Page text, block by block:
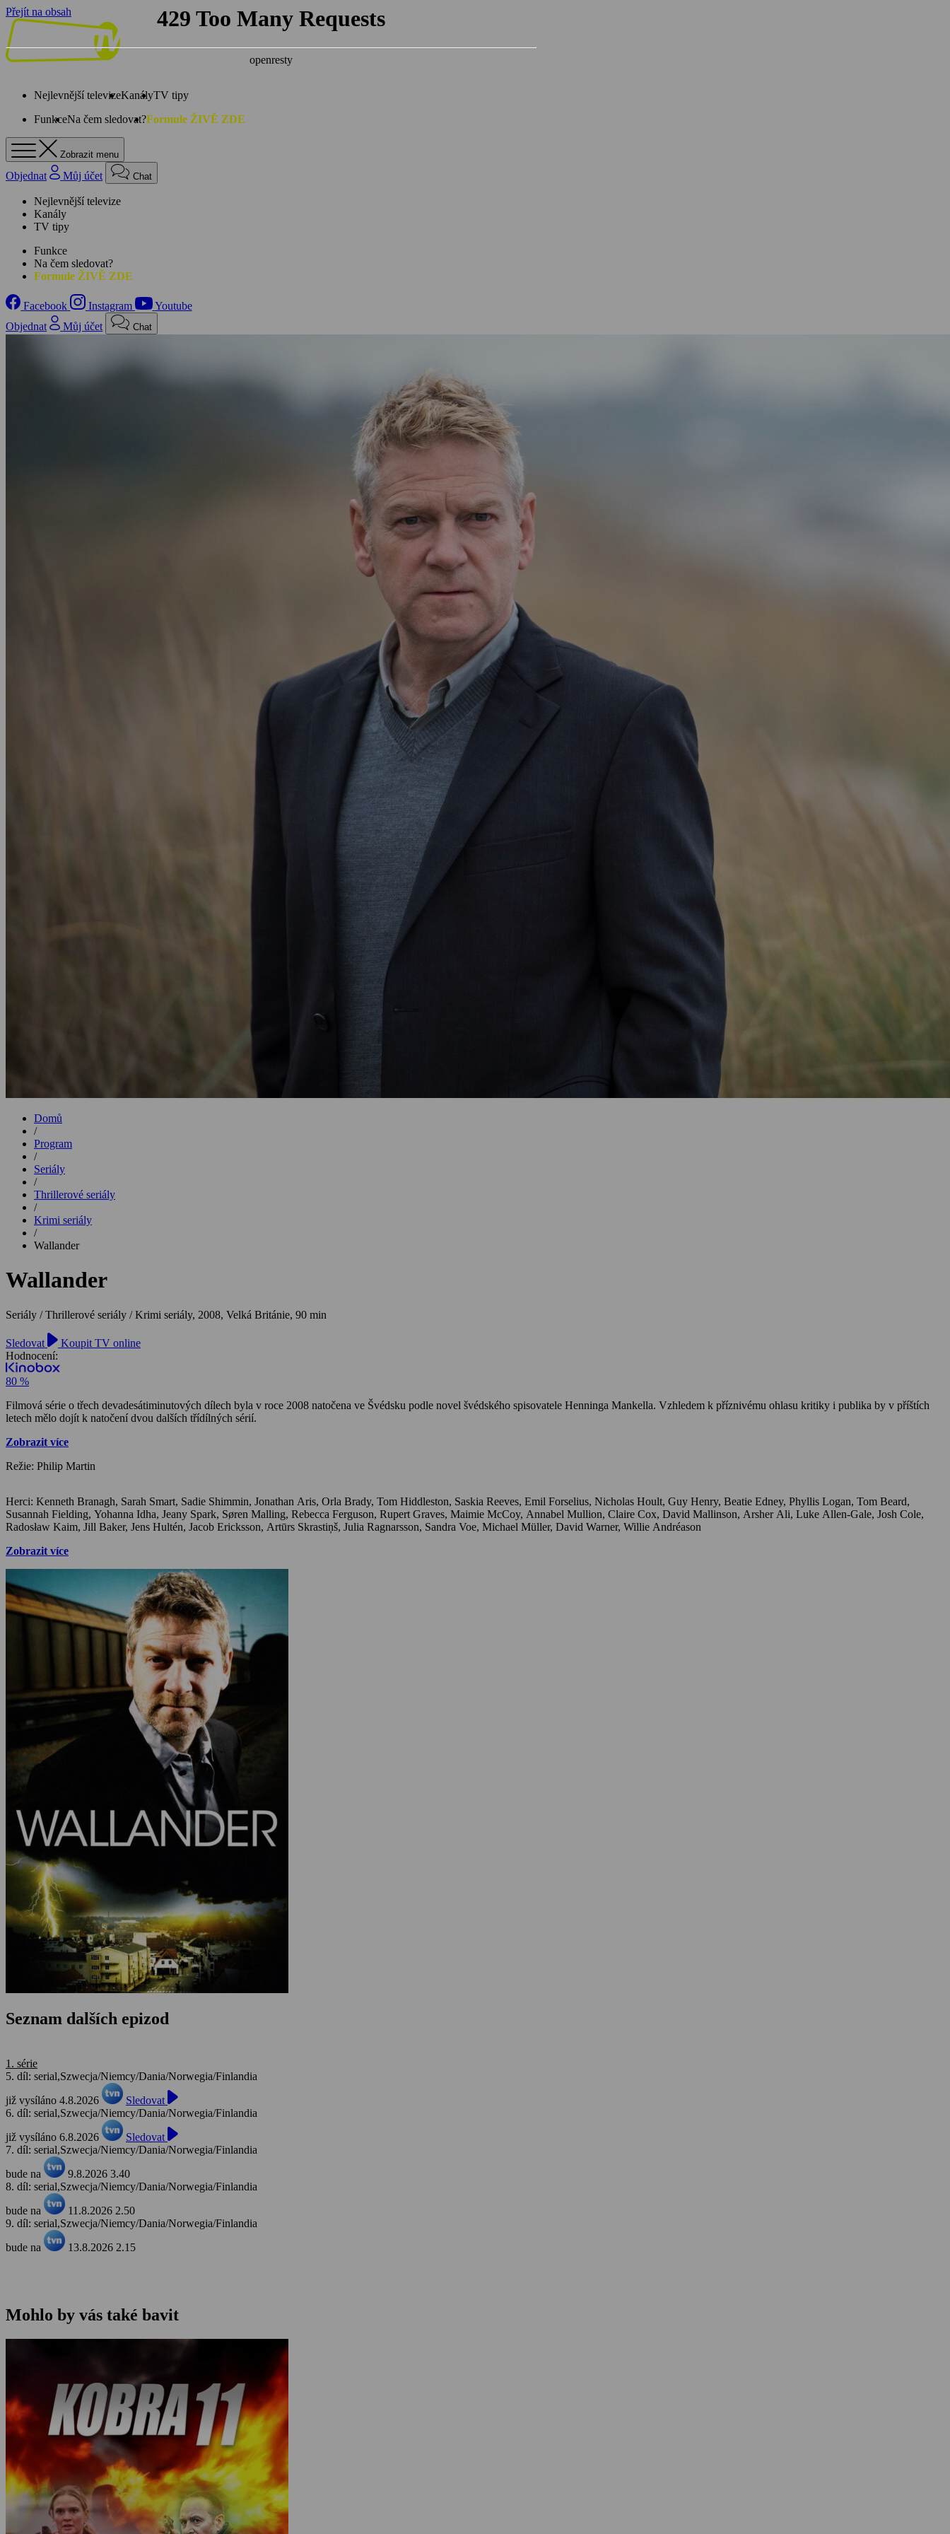
Přejít na obsah
Nejlevnější televizeKanályTV tipy
FunkceNa čem sledovat?Formule ŽIVĚ ZDE
Zobrazit menu
Objednat Můj účet Chat
Nejlevnější televize
Kanály
TV tipy
Funkce
Na čem sledovat?
Formule ŽIVĚ ZDE
Facebook Instagram
Youtube
Objednat
Můj účet Chat
Domů
/
Program
/
Seriály
/
Thrillerové seriály
/
Krimi seriály
/
Wallander
Wallander
Seriály / Thrillerové seriály / Krimi seriály, 2008, Velká Británie, 90 min
Sledovat
Koupit TV online
Hodnocení:
80 %
Filmová série o třech devadesátiminutových dílech byla v roce 2008 natočena ve Švédsku podle novel švédského spisovatele Henninga Mankella. Vzhledem k příznivému ohlasu kritiky i publika by v příštích
letech mělo dojít k natočení dvou dalších třídílných sérií.
Zobrazit více
Režie: Philip Martin
Herci: Kenneth Branagh, Sarah Smart, Sadie Shimmin, Jonathan Aris, Orla Brady, Tom Hiddleston, Saskia Reeves, Emil Forselius, Nicholas Hoult, Guy Henry, Beatie Edney, Phyllis Logan, Tom Beard,
Susannah Fielding, Yohanna Idha, Jeany Spark, Søren Malling, Rebecca Ferguson, Rupert Graves, Maimie McCoy, Annabel Mullion, Claire Cox, David Mallinson, Arsher Ali, Luke Allen-Gale, Josh Cole,
Radosław Kaim, Jill Baker, Jens Hultén, Jacob Ericksson, Artūrs Skrastiņš, Julia Ragnarsson, Sandra Voe, Michael Müller, David Warner, Willie Andréason
Zobrazit více
Seznam dalších epizod
1. série
5. díl: serial,Szwecja/Niemcy/Dania/Norwegia/Finlandia
již vysíláno 4.8.2026
Sledovat
6. díl: serial,Szwecja/Niemcy/Dania/Norwegia/Finlandia
již vysíláno 6.8.2026
Sledovat
7. díl: serial,Szwecja/Niemcy/Dania/Norwegia/Finlandia
bude na
9.8.2026 3.40
8. díl: serial,Szwecja/Niemcy/Dania/Norwegia/Finlandia
bude na
11.8.2026 2.50
9. díl: serial,Szwecja/Niemcy/Dania/Norwegia/Finlandia
bude na
13.8.2026 2.15
Mohlo by vás také bavit